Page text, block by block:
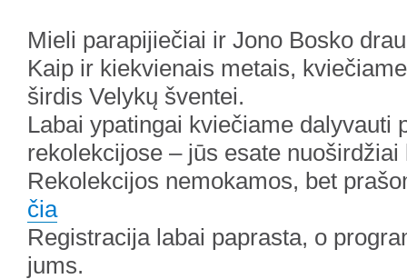
Mieli parapijiečiai ir Jono Bosko
Kaip ir kiekvienais metais,
širdis Velykų šventei.
Labai ypatingai kviečiame dalyvauti
rekolekcijose – jūs esate nuoširdžiai
Rekolekcijos nemokamos, bet
čia
Registracija labai paprasta, o
jums.